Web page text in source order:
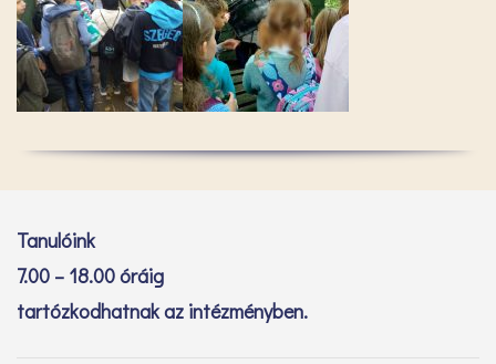
Tanulóink
7.00 – 18.00 óráig
tartózkodhatnak az intézményben.